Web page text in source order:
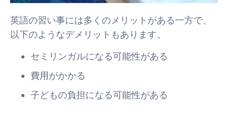
英語の習い事には多くのメリットがある一方で、
以下のようなデメリットもあります。
セミリンガルになる可能性がある
費用がかかる
子どもの負担になる可能性がある